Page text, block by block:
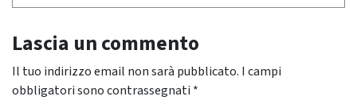
Lascia un commento
Il tuo indirizzo email non sarà pubblicato. I campi
obbligatori sono contrassegnati *